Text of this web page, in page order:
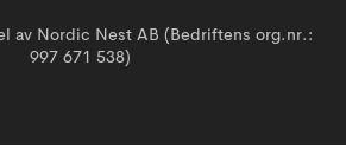
av Nordic Nest AB (Bedriftens org.nr.:
997 671 538)